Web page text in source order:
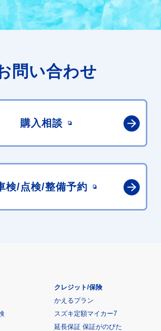
問い合わせ
購入相談
検/点検/整備予約
クレジット/保険
かえるプラン
スズキ定額マイカー7
延長保証 保証がのびた